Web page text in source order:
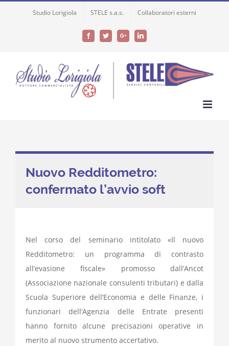
Studio Lorigiola STELE s.a.s. Collaboratori esterni
FacebookTwitterGoogle+LinkedIn
Nuovo Redditometro:
confermato l’avvio soft
Nel corso del seminario intitolato «Il nuovo
Redditometro: un programma di contrasto
all’evasione fiscale» promosso dall’Ancot
(Associazione nazionale consulenti tributari) e dalla
Scuola Superiore dell’Economia e delle Finanze, i
funzionari dell’Agenzia delle Entrate presenti
hanno fornito alcune precisazioni operative in
merito al nuovo strumento accertativo.